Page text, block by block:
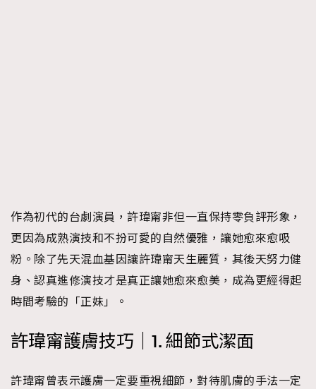
作為初代的台劇演員，許瑋甯非但一直保持零負評形象，
更因為成熟演技和不扮可愛的自然優雅，讓她愈來愈吸
粉。除了先天混血基因讓許瑋甯天生麗質，其後天努力健
身、認真進修演技才是真正讓她愈來愈美，成為更經得起
時間考驗的「正妹」。
許瑋甯護膚技巧｜1. 細節式潔面
許瑋甯曾表示護膚一定要重視細節，對待肌膚的手法一定